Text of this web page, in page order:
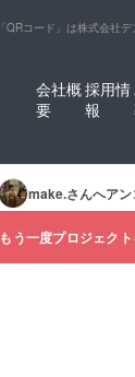
「QRコード」は株式会社
会社概
要
採用情
報
make.さんへアン
もう一度プロジェク